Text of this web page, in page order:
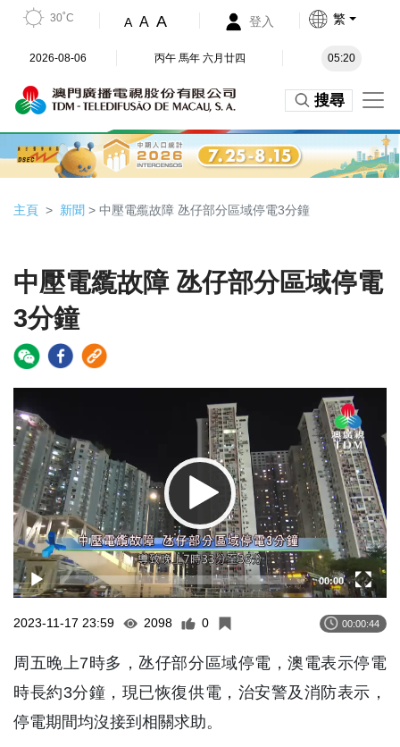
30˚C A A A 登入 繁
2026-08-06 丙午 馬年 六月廿四 05:20
搜尋
主頁 新聞 > 中壓電䌫故障 氹仔部分區域停電3分鐘
中壓電䌫故障 氹仔部分區域停電
3分鐘
Player
00:00
2023-11-17 23:59 2098 0 00:00:44
周五晚上7時多，氹仔部分區域停電，澳電表示停電
時長約3分鐘，現已恢復供電，治安警及消防表示，
停電期間均沒接到相關求助。